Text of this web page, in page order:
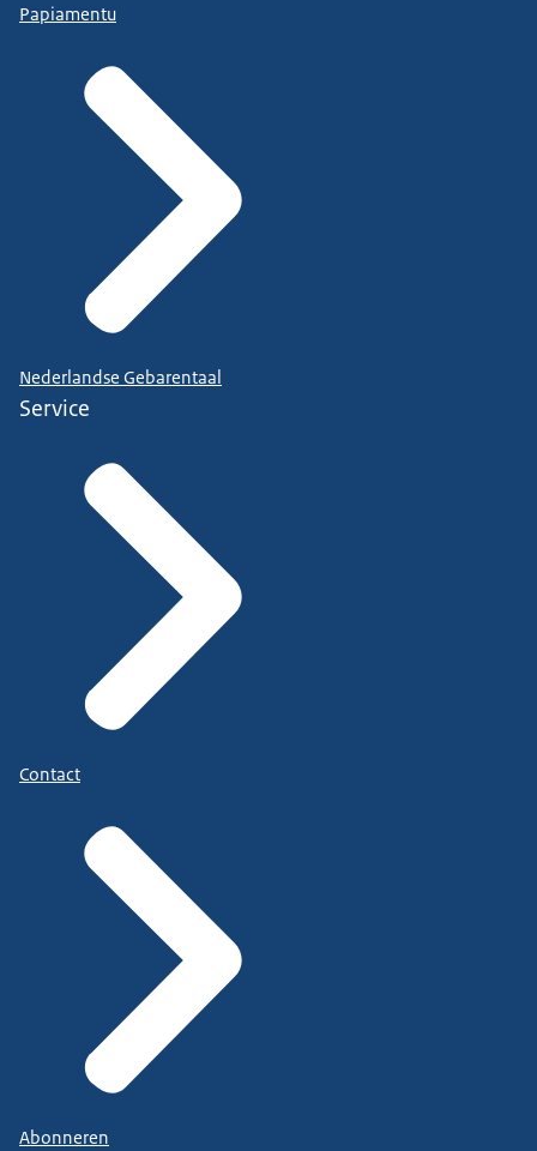
Papiamentu
Nederlandse Gebarentaal
Service
Contact
Abonneren